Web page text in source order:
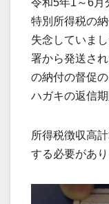
特別所得税の
失念していま
署から発送さ
の納付の督促
ハガキの返信
所得税徴収高
する必要があり